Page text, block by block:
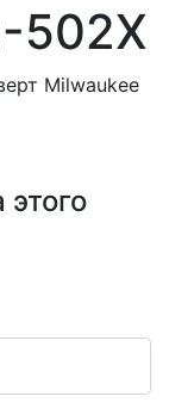
502X
Milwaukee